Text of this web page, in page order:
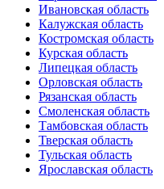
Ивановская область
Калужская область
Костромская область
Курская область
Липецкая область
Орловская область
Рязанская область
Смоленская область
Тамбовская область
Тверская область
Тульская область
Ярославская область